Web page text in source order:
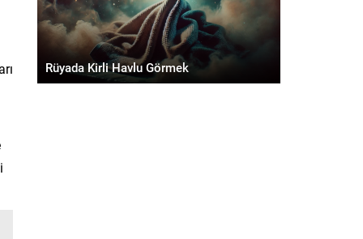
Rüyada Kirli Havlu Görmek